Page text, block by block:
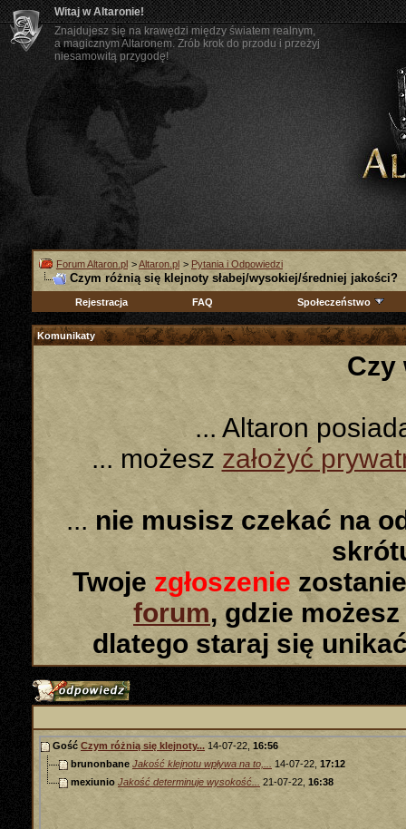
Witaj w Altaronie!
Znajdujesz się na krawędzi między światem realnym,
a magicznym Altaronem. Zrób krok do przodu i przeżyj
niesamowitą przygodę!
Forum Altaron.pl >Altaron.pl > Pytania i Odpowiedzi
Czym różnią się klejnoty słabej/wysokiej/średniej jakości?
Rejestracja FAQ Społeczeństwo
Komunikaty
Czy
... Altaron
... możeszzałożyć
... nie musisz czekać na
Twoje zgłoszenie
forum, gdzie
dlatego staraj się
Gość Czym różnią się klejnoty... 14-07-22, 16:56
brunonbane Jakość klejnotu wpływa na to,... 14-07-22, 17:12
mexiunio Jakość determinuje wysokość... 21-07-22, 16:38